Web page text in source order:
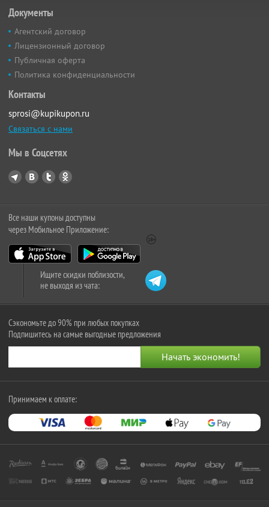
Документы
Агентский договор
Лицензионный договор
Публичная оферта
Политика конфиденциальности
Контакты
sprosi@kupikupon.ru
Связаться с нами
Мы в Соцсетях
Все наши купоны доступны
через Мобильное Приложение:
Ищите скидки поблизости,
не выходя из чата:
Сэкономьте до 90% при любых покупках
Подпишитесь на самые выгодные предложения
Принимаем к оплате: